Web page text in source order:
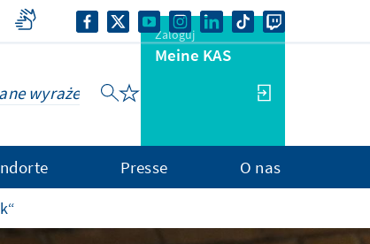
Zaloguj
Meine KAS
Presse O nas